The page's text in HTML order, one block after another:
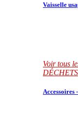
Vaisselle
Voir tous
Accessoires